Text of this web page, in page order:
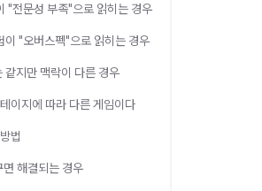
"전문성 부족"으로 읽히는 경우
이 "오버스펙"으로 읽히는 경우
같지만 맥락이 다른 경우
이지에 따라 다른 게임이다
법
해결되는 경우